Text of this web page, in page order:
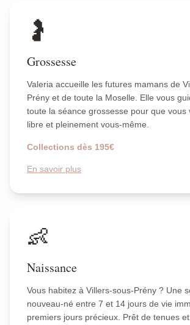
🤰
Grossesse
Valeria accueille les futures mamans de
Prény et de toute la Moselle. Elle vous
toute la séance grossesse pour que vous
libre et pleinement vous-même.
Collections dès 195€
En savoir plus
👶
Naissance
Vous habitez à Villers-sous-Prény ? Une
nouveau-né entre 7 et 14 jours de vie
premiers jours précieux. Prêt de tenues